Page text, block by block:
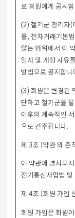
로 회원에게 공시
(2) 철기군 관리자
률, 전자거래기본
않는 범위에서 이
일자 및 개정 사유
방법으로 공지합니
(3) 회원은 변경된
단하고 철기군을
이후의 계속적인
으로 간주됩니다.
제 3조 (약관 외 준
이 약관에 명시되
전기통신사업법
제 4조 (회원 가입
회원 가입은 회원